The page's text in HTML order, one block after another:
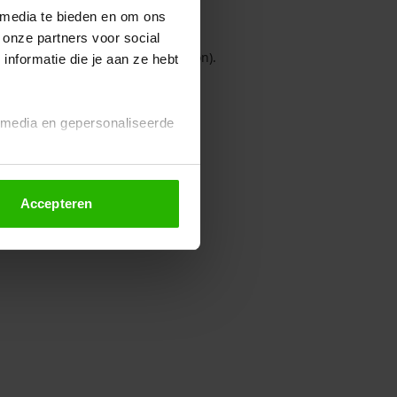
te bieden en om ons
partners voor social
die je aan ze hebt
en gepersonaliseerde
altijd wijzigen of
Accepteren
console for more information).